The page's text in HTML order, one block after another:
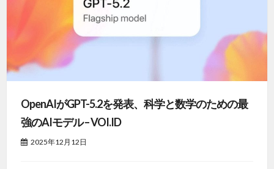
OpenAIがGPT-5.2を発表、科学と数学のための最
強のAIモデル – VOI.ID
2025年12月12日